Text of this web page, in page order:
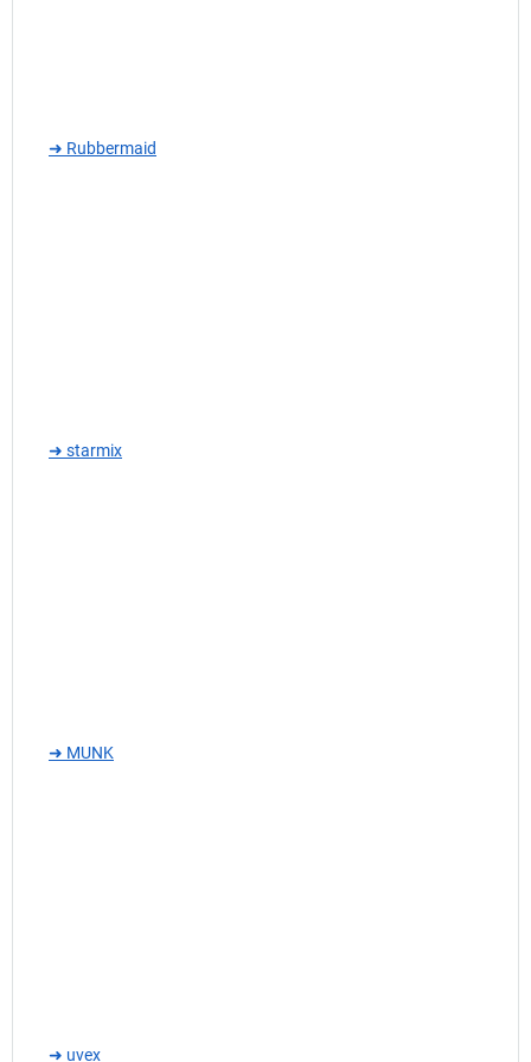
➜ Rubbermaid
➜ starmix
➜ MUNK
➜ uvex